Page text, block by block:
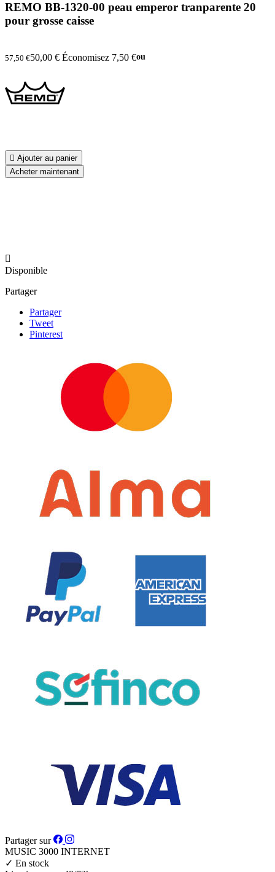
REMO BB-1320-00 peau emperor tranparente 20
pour grosse caisse
57,50 €50,00 € Économisez 7,50 €ou
 Ajouter au panier
Acheter maintenant

Disponible
Partager
Partager
Tweet
Pinterest
Partager sur
MUSIC 3000 INTERNET
✓ En stock